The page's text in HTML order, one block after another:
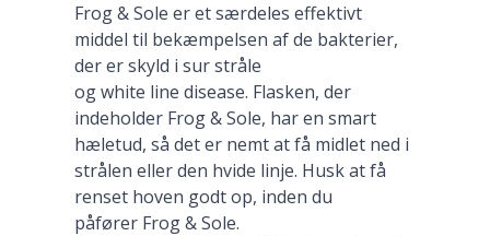
Frog & Sole er et særdeles effektivt
middel til bekæmpelsen af de bakterier,
der er skyld i sur stråle
og white line disease. Flasken, der
indeholder Frog & Sole, har en smart
hæletud, så det er nemt at få midlet ned i
strålen eller den hvide linje. Husk at få
renset hoven godt op, inden du
påfører Frog & Sole.